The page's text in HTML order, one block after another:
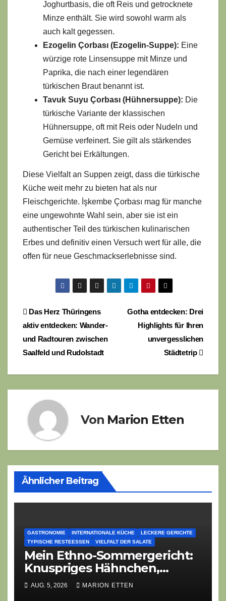
Joghurtbasis, die oft Reis und getrocknete
Minze enthält. Sie wird sowohl warm als
auch kalt gegessen.
Ezogelin Çorbası (Ezogelin-Suppe): Eine
würzige rote Linsensuppe mit Minze und
Paprika, die nach einer legendären
türkischen Braut benannt ist.
Tavuk Suyu Çorbası (Hühnersuppe): Die
türkische Variante der klassischen
Hühnersuppe, oft mit Reis oder Nudeln und
Gemüse verfeinert. Sie gilt als stärkendes
Gericht bei Erkältungen.
Diese Vielfalt an Suppen zeigt, dass die türkische
Küche weit mehr zu bieten hat als nur
Fleischgerichte. İşkembe Çorbası mag für manche
eine ungewohnte Wahl sein, aber sie ist ein
authentischer Teil des türkischen kulinarischen
Erbes und definitiv einen Versuch wert für alle, die
offen für neue Geschmackserlebnisse sind.
Beitragsnavigation
Gotha entdecken: Drei
Highlights für Ihren
unvergesslichen
Städtetrip
Das Herz Thüringens
aktiv entdecken: Wander-
und Radtouren zwischen
Saalfeld und Rudolstadt
Von Marion Etten
Ähnlicher Beitrag
GASTRONOMIE INTERNATIONALE KÜCHE
LECKERE GERICHTE
TYPISCHE RESTEESSEN
VIELFALT DER SALATE
Mein Ethno-Sommergericht:
Knuspriges Hähnchen,
Lauch-Rührei, Salat
AUG. 5, 2026 MARION ETTEN